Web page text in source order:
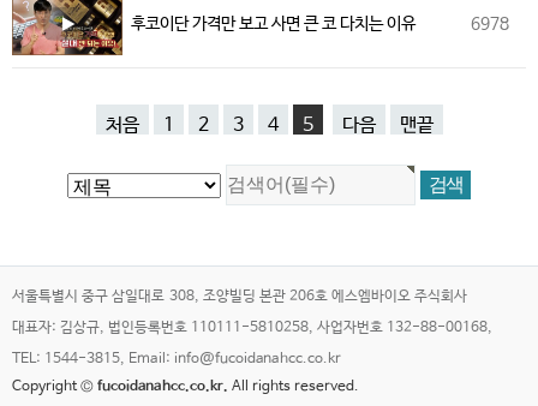
후코이단 가격만 보고 사면 큰 코 다치는 이유 6978
처음 1 2 3 4 5 다음 맨끝
서울특별시 중구 삼일대로 308, 조양빌딩 본관 206호 에스엠바이오 주식회사
대표자: 김상규, 법인등록번호 110111-5810258, 사업자번호 132-88-00168,
TEL: 1544-3815, Email: info@fucoidanahcc.co.kr
Copyright © fucoidanahcc.co.kr. All rights reserved.